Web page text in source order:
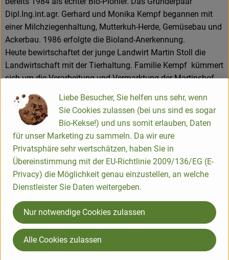
Dipl.Ing.int.agr. Gerhard und Monika Kempf begannen mit
einer Milchziegenhaltung, Mutterkuh-Herde, Gemüsebau und
Ackerbau. 1986 erfolgte die Bioland-Anerkennung.
Heute bewirtschaftet der junge Landwirt Martin Stoll die
Landwirtschaft mit der Tierhaltung. Familie Kempf kümmert
sich um die Verarbeitung und Vermarktung der Martinshof-
Verarbeitung von ausschließlich Bioland-Ware und arbeiten
mit vielen regionalen Erzeugern zusammen. Die Produktion
vor Ort mit den eigenen Teams bietet eine große
Zuverlässigkeit an Qualität und Frische.
Mit ca. 100 Mitarbeiter*innen betreiben sie auf dem
gewachsenen Hof im Ostertal die Bioland-Metzgerei, die
Bioland-Käserei, den Lieferservice "Biobus" , den
onlinehandel "bio vom Bauernhof" , sowie 2 Verkaufsstellen.
Dies sind ein großes Naturkostgeschäft "Martinshof
Stadtladen" im Herzen der Hauptstadt Saarbrücken und ein
kleinerer "Martinshof Hofladen" in St. Wendel. Die
Martinshof-Produkte findet man in vielen
Liebe Besucher, Sie helfen uns sehr, wenn
Sie Cookies zulassen (bei uns sind es sogar
Bio-Kekse!) und uns somit erlauben, Daten
für unser Marketing zu sammeln. Da wir eure
Privatsphäre sehr wertschätzen, haben Sie in
Übereinstimmung mit der EU-Richtlinie 2009/136/EG (E-
Privacy) die Möglichkeit genau einzustellen, an welche
Dienstleister Sie Daten weitergeben.
Nur notwendige Cookies zulassen
Alle Cookies zulassen